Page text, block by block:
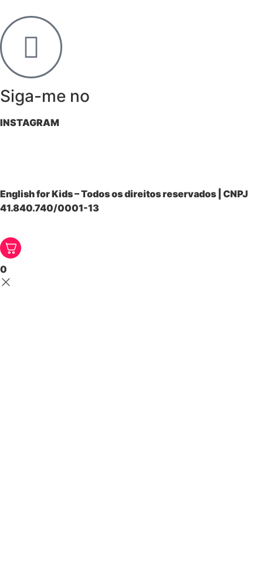
Siga-me no
INSTAGRAM
English for Kids – Todos os direitos reservados | CNPJ
41.840.740/0001-13
0